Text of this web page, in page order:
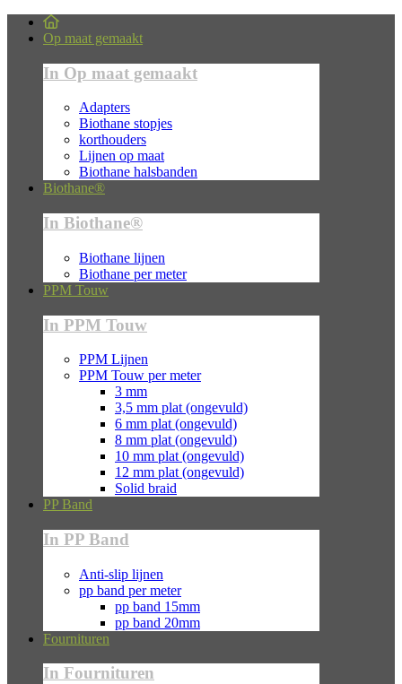
Op maat gemaakt
In Op maat gemaakt
Adapters
Biothane stopjes
korthouders
Lijnen op maat
Biothane halsbanden
Biothane®
In Biothane®
Biothane lijnen
Biothane per meter
PPM Touw
In PPM Touw
PPM Lijnen
PPM Touw per meter
3 mm
3,5 mm plat (ongevuld)
6 mm plat (ongevuld)
8 mm plat (ongevuld)
10 mm plat (ongevuld)
12 mm plat (ongevuld)
Solid braid
PP Band
In PP Band
Anti-slip lijnen
pp band per meter
pp band 15mm
pp band 20mm
Fournituren
In Fournituren